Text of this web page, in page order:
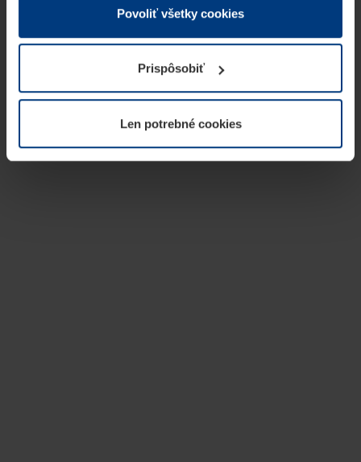
Z právneho hľadiska môžeme cookies ukladať na Vašom
prevádzku tejto stránky. Pre všetky ostatné typy cookie
potrebujeme Vaše povolenie. Vaše povolenie môžete
kedykoľvek zmeniť alebo odvolať vo vysvetlení cookie
našej webovej stránky.
Povoliť všetky cookies
Prispôsobiť
Len potrebné cookies